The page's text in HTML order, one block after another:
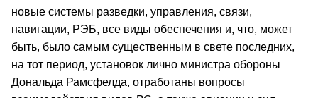
новые системы разведки, управления, связи,
навигации, РЭБ, все виды обеспечения и, что, может
быть, было самым существенным в свете последних,
на тот период, установок лично министра обороны
Дональда Рамсфелда, отработаны вопросы